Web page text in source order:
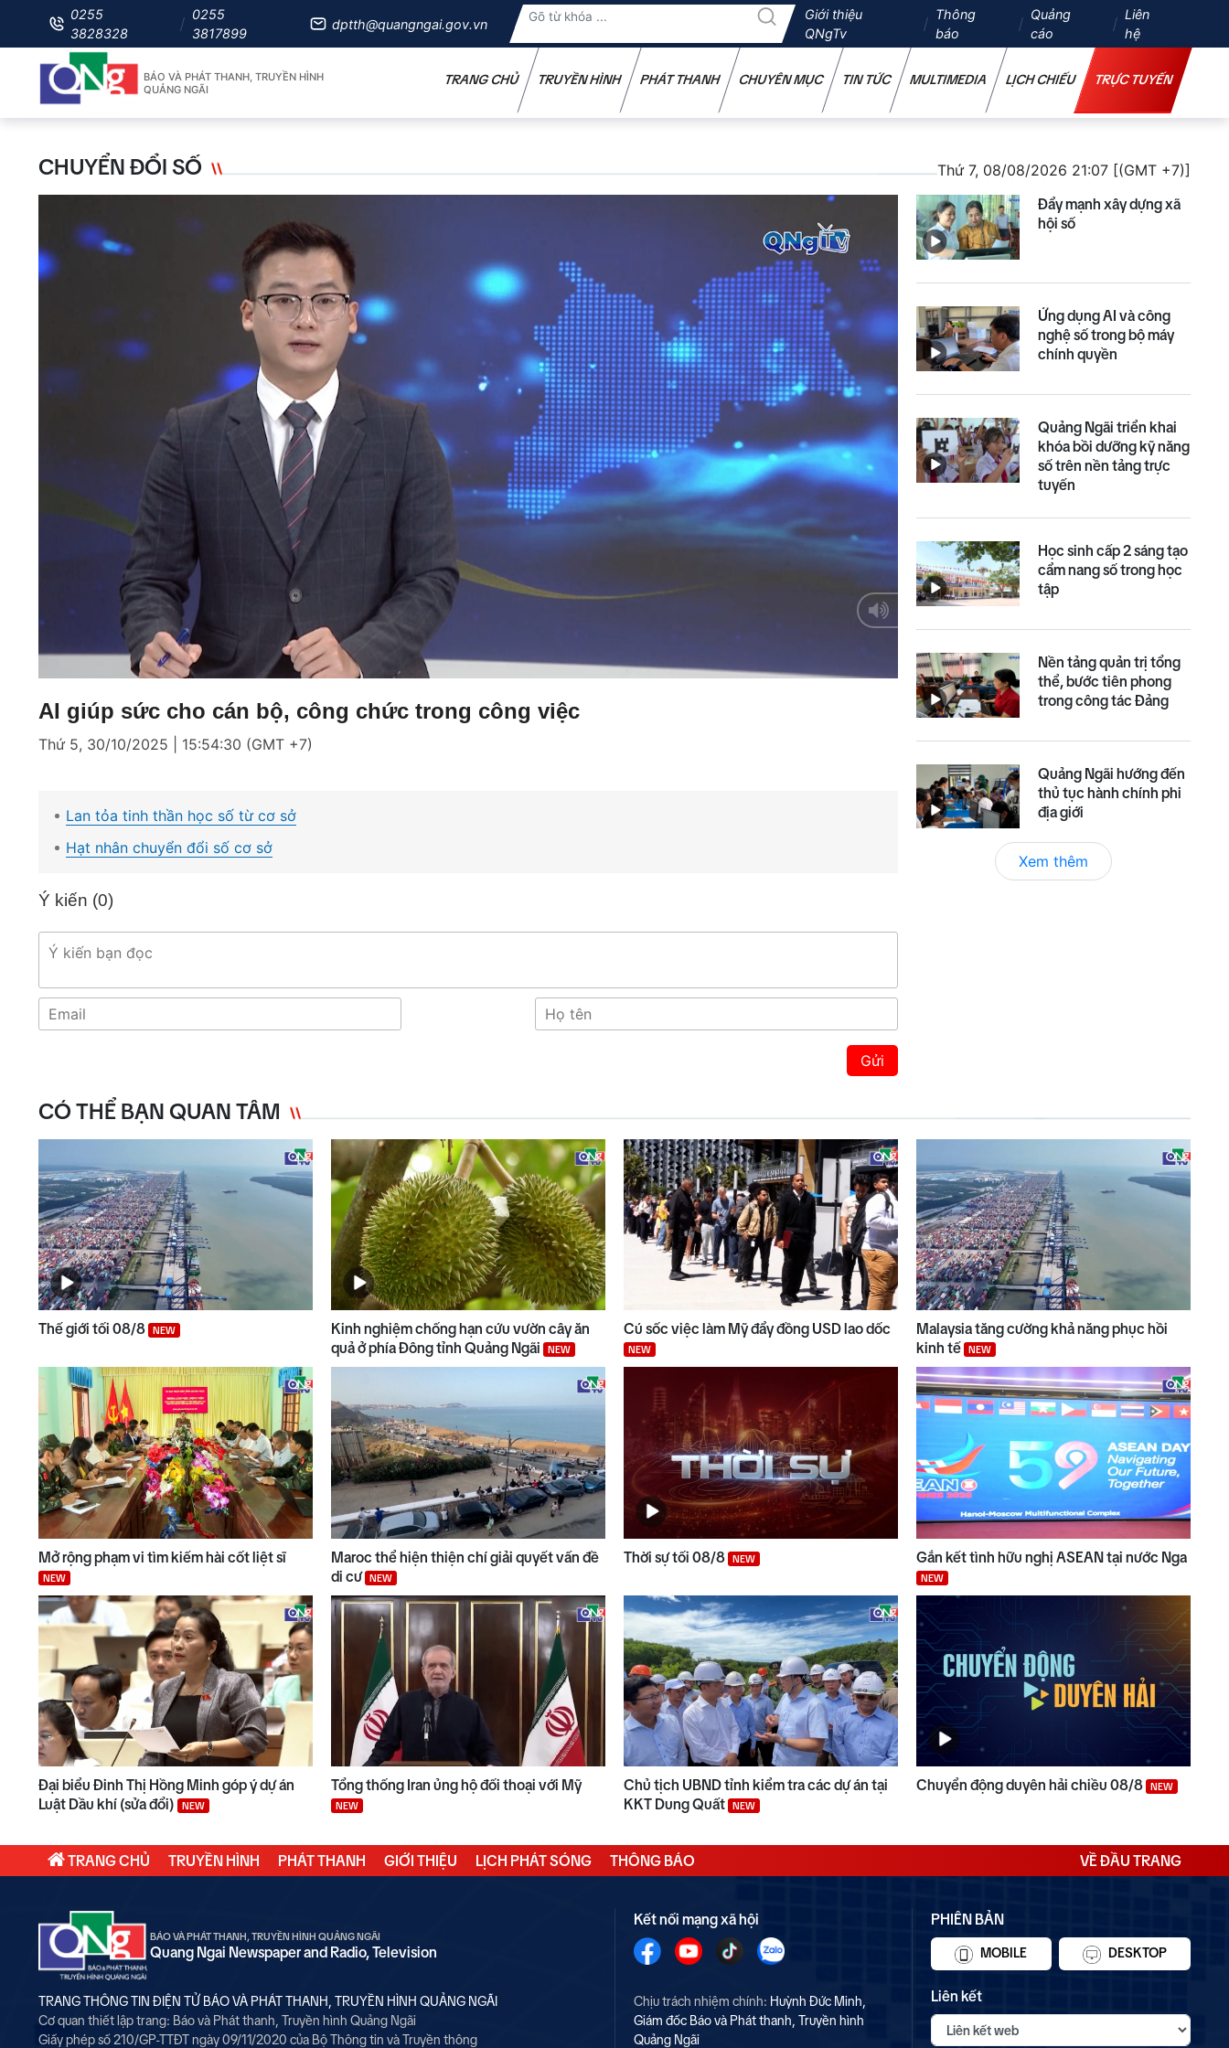
0255
3828328
0255
3817899
dptth@quangngai.gov.vn
Giới thiệu
QNgTv
Thông
báo
Quảng
cáo
Liên
hệ
BÁO VÀ PHÁT THANH, TRUYỀN HÌNH
QUẢNG NGÃI
TRANG CHỦ TRUYỀN HÌNH PHÁT THANH CHUYÊN MỤC TIN TỨC MULTIMEDIA LỊCH CHIẾU TRỰC TUYẾN
CHUYỂN ĐỔI SỐ Thứ 7, 08/08/2026 21:07 [(GMT +7)]
Loaded
9.85%
AI giúp sức cho cán bộ, công chức trong công việc
Thứ 5, 30/10/2025 | 15:54:30 (GMT +7)
Lan tỏa tinh thần học số từ cơ sở
Hạt nhân chuyển đổi số cơ sở
Ý kiến (0)
Gửi
Đẩy mạnh xây dựng xã
hội số
Ứng dụng AI và công
nghệ số trong bộ máy
chính quyền
Quảng Ngãi triển khai
khóa bồi dưỡng kỹ năng
số trên nền tảng trực
tuyến
Học sinh cấp 2 sáng tạo
cẩm nang số trong học
tập
Nền tảng quản trị tổng
thể, bước tiên phong
trong công tác Đảng
Quảng Ngãi hướng đến
thủ tục hành chính phi
địa giới
Xem thêm
CÓ THỂ BẠN QUAN TÂM
Thế giới tối 08/8 NEW
Kinh nghiệm chống hạn cứu vườn cây ăn
quả ở phía Đông tỉnh Quảng Ngãi
NEW
Cú sốc việc làm Mỹ đẩy đồng USD lao dốc
NEW
Malaysia tăng cường khả năng phục hồi
kinh tế
NEW
Mở rộng phạm vi tìm kiếm hài cốt liệt sĩ
NEW
Maroc thể hiện thiện chí giải quyết vấn đề
di cư NEW
Thời sự tối 08/8 NEW Gắn kết tình hữu nghị ASEAN tại nước Nga
NEW
Đại biểu Đinh Thị Hồng Minh góp ý dự án
Luật Dầu khí (sửa đổi)
NEW
Tổng thống Iran ủng hộ đối thoại với Mỹ
NEW
Chủ tịch UBND tỉnh kiểm tra các dự án tại
KKT Dung Quất
NEW
Chuyển động duyên hải chiều 08/8 NEW
TRANG CHỦ TRUYỀN HÌNH PHÁT THANH GIỚI THIỆU LỊCH PHÁT SÓNG THÔNG BÁO VỀ ĐẦU TRANG
BÁO VÀ PHÁT THANH, TRUYỀN HÌNH QUẢNG NGÃI
Quang Ngai Newspaper and Radio, Television
TRANG THÔNG TIN ĐIỆN TỬ BÁO VÀ PHÁT THANH, TRUYỀN HÌNH QUẢNG NGÃI
Cơ quan thiết lập trang: Báo và Phát thanh, Truyền hình Quảng Ngãi
Giấy phép số 210/GP-TTĐT ngày 09/11/2020 của Bộ Thông tin và Truyền thông
Kết nối mạng xã hội
Chịu trách nhiệm chính: Huỳnh Đức Minh,
Giám đốc Báo và Phát thanh, Truyền hình
Quảng Ngãi
PHIÊN BẢN
MOBILE DESKTOP
Liên kết